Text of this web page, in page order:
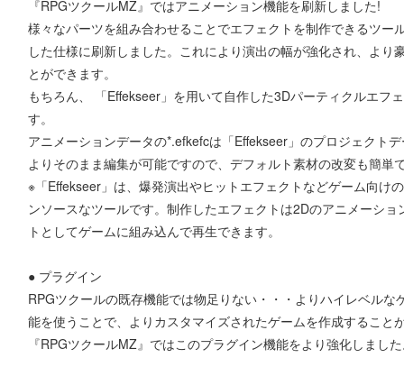
『RPGツクールMZ』ではアニメーション機能を刷新しました!
様々なパーツを組み合わせることでエフェクトを制作できるツー
した仕様に刷新しました。これにより演出の幅が強化され、よ
とができます。
もちろん、 「Effekseer」を用いて自作した3Dパーティクルエフ
す。
アニメーションデータの*.efkefcは「Effekseer」のプロジェクト
よりそのまま編集が可能ですので、デフォルト素材の改変も簡単
※「Effekseer」は、爆発演出やヒットエフェクトなどゲーム向け
ンソースなツールです。制作したエフェクトは2Dのアニメーシ
トとしてゲームに組み込んで再生できます。
● プラグイン
RPGツクールの既存機能では物足りない・・・よりハイレベル
能を使うことで、よりカスタマイズされたゲームを作成すること
『RPGツクールMZ』ではこのプラグイン機能をより強化しまし